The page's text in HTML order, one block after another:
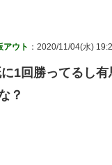
アウト ：2020/11/04(水)
1回勝ってるし
？